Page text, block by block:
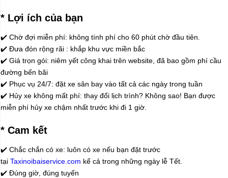
* Lợi ích của bạn
✔️ Chờ đợi miễn phí: không tính phí cho 60 phút chờ đầu tiên.
✔️ Đưa đón rộng rãi : khắp khu vực miền bắc
✔️ Giá trọn gói: niêm yết công khai trên website, đã bao gồm phí cầu
đường bến bãi
✔️ Phục vụ 24/7: đặt xe sân bay vào tất cả các ngày trong tuần
✔️ Hủy xe không mất phí: thay đổi lịch trình? Không sao! Bạn được
miễn phí hủy xe chậm nhất trước khi đi 1 giờ.
* Cam kết
✔️ Chắc chắn có xe: luôn có xe nếu bạn đặt trước
tại Taxinoibaiservice.com kể cả trong những ngày lễ Tết.
✔️ Đúng giờ, đúng tuyến